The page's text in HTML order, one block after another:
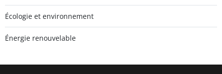
Écologie et environnement
Énergie renouvelable